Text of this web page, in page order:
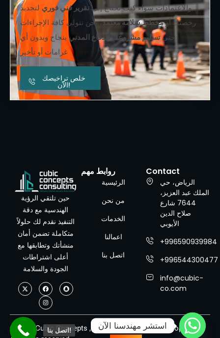
والاعتمادات سواء كنت تحتاج إلىتقرير فني فوري لتجديد
رخصتك أومخطط سلامة معتمد، نحن نتولى كافة الإجراءات
حتىتسليم مشروعك للدفاع المدنيبنجاح وبدون أي
غرامات أو تأخير
خلص تراخيصك
الآن!
حين تلتقي الرؤية
الهندسية مع دقة
التنفيذ نقدم لك حلولاً
متكاملة تضمن أمان
منشأتك وتطابقها مع
أعلى اشتراطات
الجودة والسلامة
روابط مهم
الرئيسية
من نحن
الخدمات
اعمالنا
اتصل بنا
Contact
الرياض، حي
الملك عبد العزيز،
7644 شارع
صلاح الدين
الأيوبي
+996590939984
+996544300477
info@cubic-
co.com
© 2025 Cubic Concepts ,
Designed and Developed by
اتصل بنا! استشر مهندسنا الآن